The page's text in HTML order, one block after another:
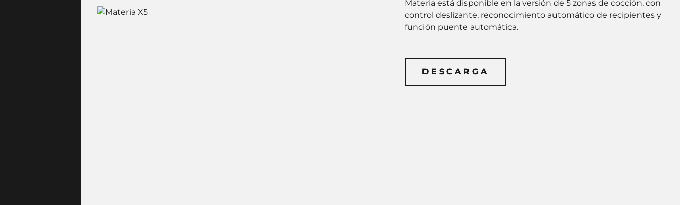
Materia está disponible en la versión de 5 zonas de cocción, con
control deslizante, reconocimiento automático de recipientes y
función puente automática.
DESCARGA
DESCARGA